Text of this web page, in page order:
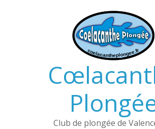
Club de plongée de